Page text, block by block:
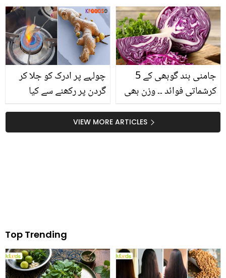
ناقدین کو کیا جواب دیا؟
دیکھئے ویڈیو
پوئے دودھ سے بہترین اور
سستے فیشل کا کون سا
طریقہ بتا دیا؟ دیکھیں
چولہے پر ادرک کو جلا کر
گردن پر رکھنے سے کیا
میں چھپے ادرک کے مہنگے
فائدے
جامنی بند گوبھی کے 5
کرشماتی فوائد ۔۔ وزن بھی
VIEW MORE ARTICLES
Top Trending